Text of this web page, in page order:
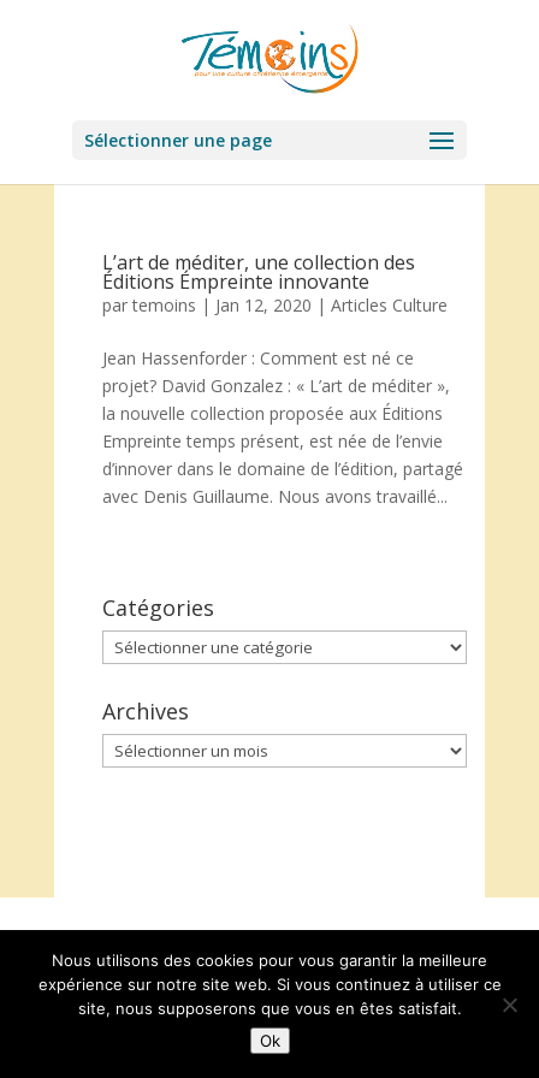
Sélectionner une page
L’art de méditer, une collection des
Éditions Émpreinte innovante
partemoins | Jan 12, 2020 | Articles Culture
Jean Hassenforder : Comment est né ce
projet? David Gonzalez : « L’art de méditer »,
la nouvelle collection proposée aux Éditions
Empreinte temps présent, est née de l’envie
d’innover dans le domaine de l’édition, partagé
avec Denis Guillaume. Nous avons travaillé...
Catégories
Catégories
Archives
Archives
Nous utilisons des cookies pour vous garantir la meilleure
expérience sur notre site web. Si vous continuez à utiliser ce
site, nous supposerons que vous en êtes satisfait.
Ok